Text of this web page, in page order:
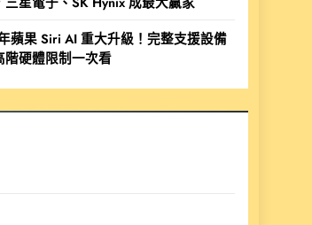
蘋果 Siri AI 重大升級！完整支援設備
階硬體限制一次看